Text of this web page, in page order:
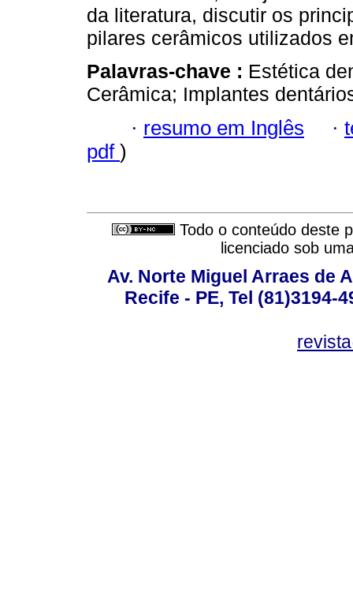
da literatura, discutir os
pilares cerâmicos utilizados
Palavras-chave : Estética
Cerâmica; Implantes
· resumo em Inglês ·
pdf )
Todo o conteúdo deste
licenciado sob
Av. Norte Miguel Arraes de
Recife - PE, Tel (81)3194-